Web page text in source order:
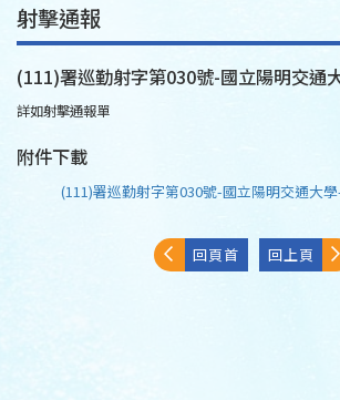
射擊通報
(111)署巡勤射字第030號-國立陽明交通
詳如射擊通報單
附件下載
(111)署巡勤射字第030號-國立陽明交通大
回頁首 回上頁